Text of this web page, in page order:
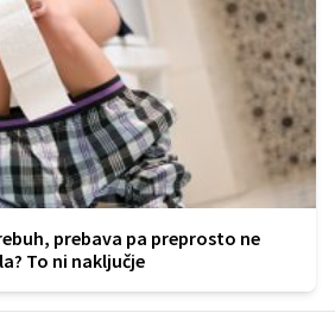
prebava pa preprosto ne
To ni naključje